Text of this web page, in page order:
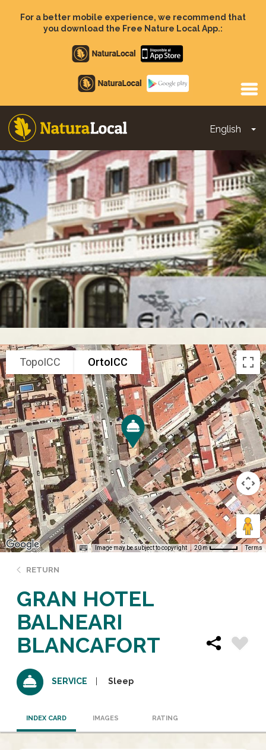
For a better mobile experience, we recommend that
you download the Free Nature Local App.:
Apple
store
Google
Play
English
Main
navigation
TopoICC OrtoICC
Image may be subject to copyright 20 m Terms
RETURN
GRAN HOTEL
BALNEARI
BLANCAFORT
SERVICE Sleep
INDEX CARD IMAGES RATING